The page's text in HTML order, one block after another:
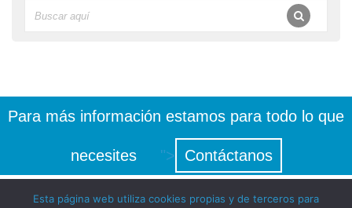
Para más información estamos para todo lo que
necesites "> Contáctanos
Esta página web utiliza cookies propias y de terceros para